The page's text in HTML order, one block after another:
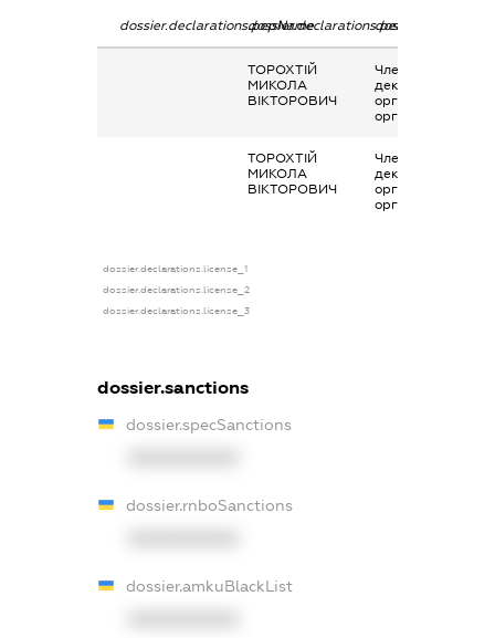
dossier.declarations.pepNamedossier.declarations.personName
ТОРОХТІЙ
МИКОЛА
ВІКТОРОВИЧ
Членство суб’єкта
декларування в
організаціях та їх
органах
ТОРОХТІЙ
МИКОЛА
ВІКТОРОВИЧ
Членство суб’єкта
декларування в
організаціях та їх
органах
dossier.declarations.license_1
dossier.declarations.license_2
dossier.declarations.license_3
dossier.sanctions
dossier.specSanctions
dossier.rnboSanctions
dossier.amkuBlackList